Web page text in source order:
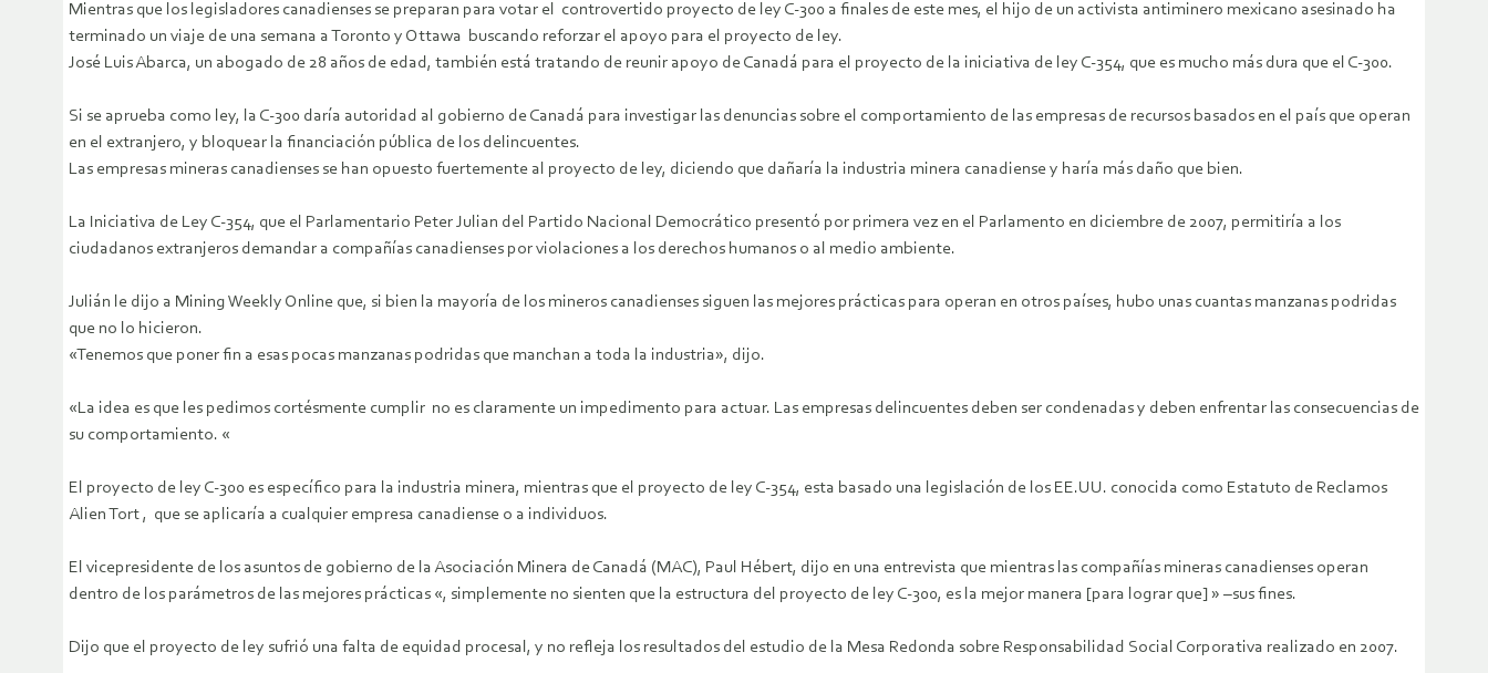
Mientras que los legisladores canadienses se preparan para votar el controvertido proyecto de ley C-300 a finales de este mes, el hijo de un activista antiminero mexicano asesinado ha
terminado un viaje de una semana a Toronto y Ottawa buscando reforzar el apoyo para el proyecto de ley.
José Luis Abarca, un abogado de 28 años de edad, también está tratando de reunir apoyo de Canadá para el proyecto de la iniciativa de ley C-354, que es mucho más dura que el C-300.
Si se aprueba como ley, la C-300 daría autoridad al gobierno de Canadá para investigar las denuncias sobre el comportamiento de las empresas de recursos basados en el país que operan
en el extranjero, y bloquear la financiación pública de los delincuentes.
Las empresas mineras canadienses se han opuesto fuertemente al proyecto de ley, diciendo que dañaría la industria minera canadiense y haría más daño que bien.
La Iniciativa de Ley C-354, que el Parlamentario Peter Julian del Partido Nacional Democrático presentó por primera vez en el Parlamento en diciembre de 2007, permitiría a los
ciudadanos extranjeros demandar a compañías canadienses por violaciones a los derechos humanos o al medio ambiente.
Julián le dijo a Mining Weekly Online que, si bien la mayoría de los mineros canadienses siguen las mejores prácticas para operan en otros países, hubo unas cuantas manzanas podridas
que no lo hicieron.
«Tenemos que poner fin a esas pocas manzanas podridas que manchan a toda la industria», dijo.
«La idea es que les pedimos cortésmente cumplir no es claramente un impedimento para actuar. Las empresas delincuentes deben ser condenadas y deben enfrentar las consecuencias de
su comportamiento. «
El proyecto de ley C-300 es específico para la industria minera, mientras que el proyecto de ley C-354, esta basado una legislación de los EE.UU. conocida como Estatuto de Reclamos
Alien Tort , que se aplicaría a cualquier empresa canadiense o a individuos.
El vicepresidente de los asuntos de gobierno de la Asociación Minera de Canadá (MAC), Paul Hébert, dijo en una entrevista que mientras las compañías mineras canadienses operan
dentro de los parámetros de las mejores prácticas «, simplemente no sienten que la estructura del proyecto de ley C-300, es la mejor manera [para lograr que] » –sus fines.
Dijo que el proyecto de ley sufrió una falta de equidad procesal, y no refleja los resultados del estudio de la Mesa Redonda sobre Responsabilidad Social Corporativa realizado en 2007.